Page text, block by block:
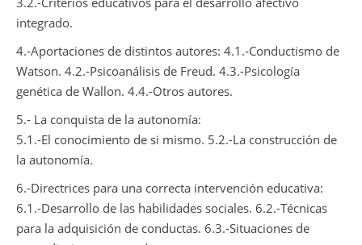
integrado.
4.-Aportaciones de distintos autores: 4.1.-Conductismo de
Watson. 4.2.-Psicoanálisis de Freud. 4.3.-Psicología
genética de Wallon. 4.4.-Otros autores.
5.- La conquista de la autonomía:
5.1.-El conocimiento de si mismo. 5.2.-La construcción de
la autonomía.
6.-Directrices para una correcta intervención educativa:
6.1.-Desarrollo de las habilidades sociales. 6.2.-Técnicas
para la adquisición de conductas. 6.3.-Situaciones de